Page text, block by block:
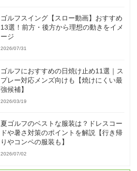
ゴルフスイング【スロー動画】おすすめ
13選！前方・後方から理想の動きをイメ
ージ
2026/07/31
ゴルフにおすすめの日焼け止め11選｜ス
プレー対応メンズ向けも【焼けにくい最
強候補】
2026/03/19
夏ゴルフのベストな服装は？ドレスコー
ドや暑さ対策のポイントを解説【行き帰
りやコンペの服装も】
2026/07/02